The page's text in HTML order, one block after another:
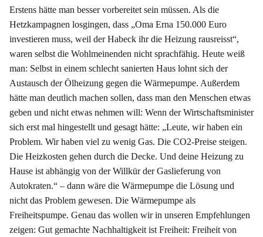
Erstens hätte man besser vorbereitet sein müssen. Als die
Hetzkampagnen losgingen, dass „Oma Erna 150.000 Euro
investieren muss, weil der Habeck ihr die Heizung rausreisst“,
waren selbst die Wohlmeinenden nicht sprachfähig. Heute weiß
man: Selbst in einem schlecht sanierten Haus lohnt sich der
Austausch der Ölheizung gegen die Wärmepumpe. Außerdem
hätte man deutlich machen sollen, dass man den Menschen etwas
geben und nicht etwas nehmen will: Wenn der Wirtschaftsminister
sich erst mal hingestellt und gesagt hätte: „Leute, wir haben ein
Problem. Wir haben viel zu wenig Gas. Die CO2-Preise steigen.
Die Heizkosten gehen durch die Decke. Und deine Heizung zu
Hause ist abhängig von der Willkür der Gaslieferung von
Autokraten.“ – dann wäre die Wärmepumpe die Lösung und
nicht das Problem gewesen. Die Wärmepumpe als
Freiheitspumpe. Genau das wollen wir in unseren Empfehlungen
zeigen: Gut gemachte Nachhaltigkeit ist Freiheit: Freiheit von